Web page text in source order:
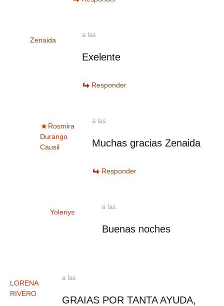
Zenaida
a las
Exelente
Responder
Rosmira
Durango
Causil
a las
Muchas gracias Zenaida
Responder
Yolenys
a las
Buenas noches
LORENA
RIVERO
a las
GRAIAS POR TANTA AYUDA,